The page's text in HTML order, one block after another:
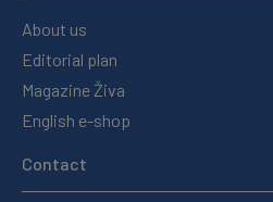
About us
Editorial plan
Magazine Živa
English e-shop
Contact